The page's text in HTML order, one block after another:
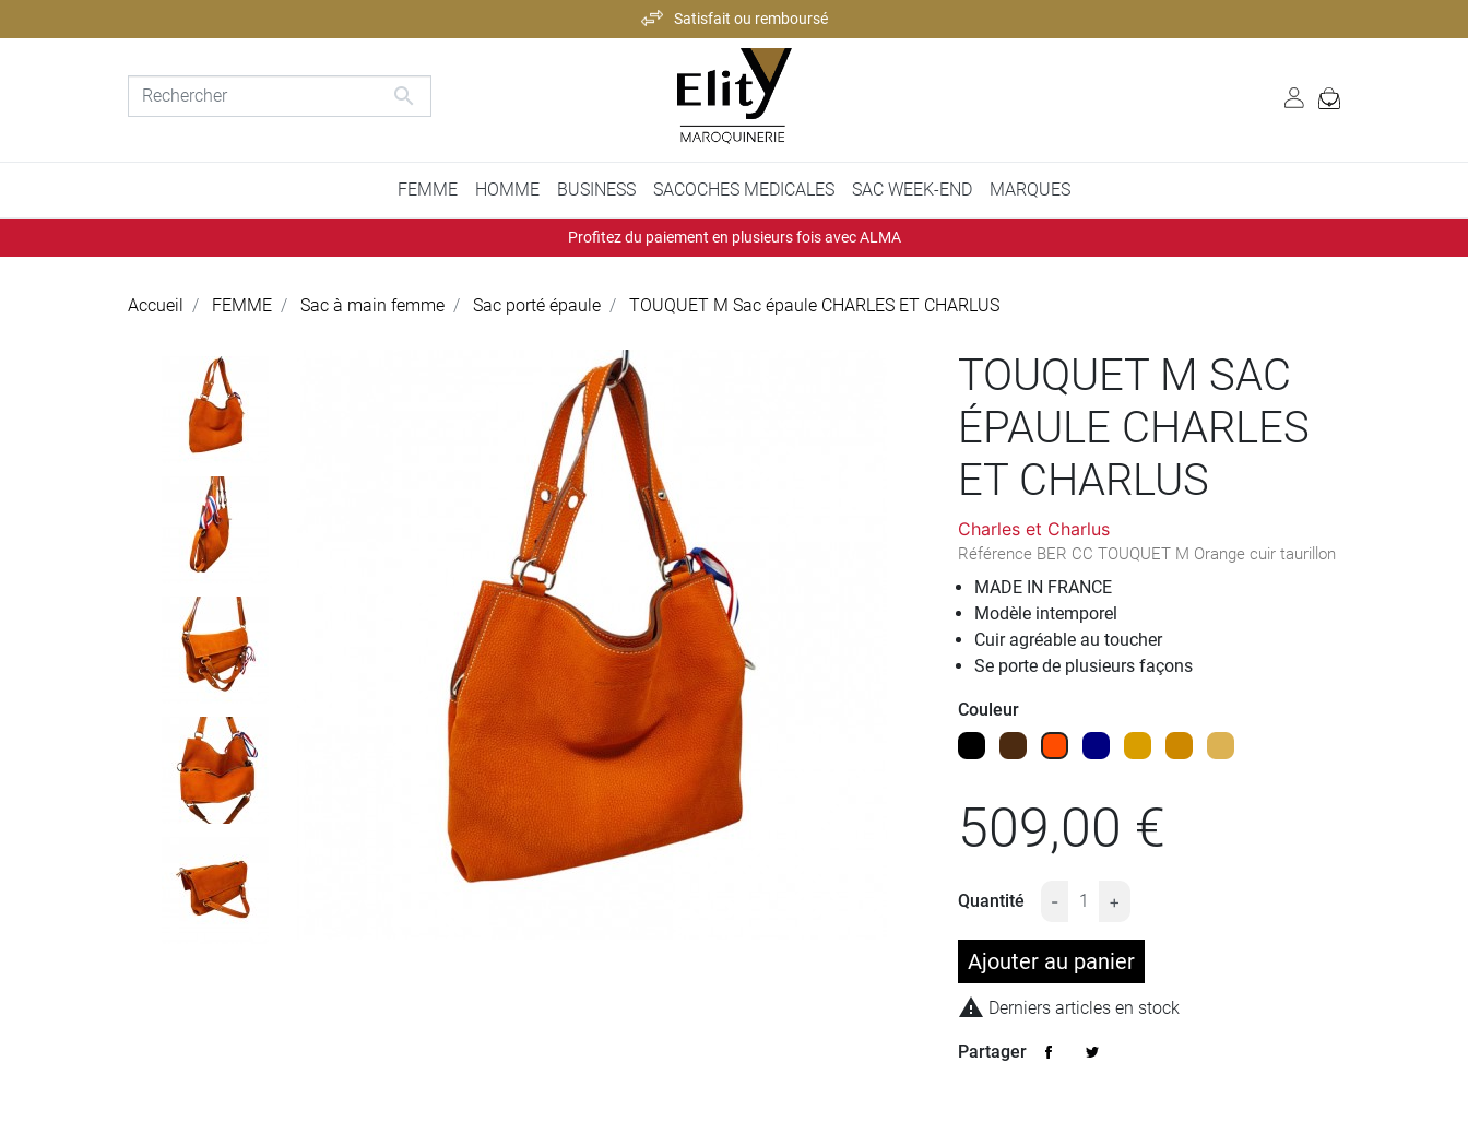
Satisfait ou remboursé
Paiement 100% sécurisé
Expédition rapide et soignée

FEMME HOMME BUSINESS SACOCHES MEDICALES SAC WEEK-END MARQUES
Profitez du paiement en plusieurs fois avec ALMA
Accueil FEMME Sac à main femme Sac porté épaule TOUQUET M Sac épaule CHARLES ET CHARLUS
TOUQUET M SAC
ÉPAULE CHARLES
ET CHARLUS
Charles et Charlus
Référence BER CC TOUQUET M Orange cuir taurillon
MADE IN FRANCE
Modèle intemporel
Cuir agréable au toucher
Se porte de plusieurs façons
Couleur
Noir Marron Chocolat
OrangeMarineDogwood
whiskyGold
509,00 €
Quantité - +
Ajouter au panier
 Derniers articles en stock
Partager